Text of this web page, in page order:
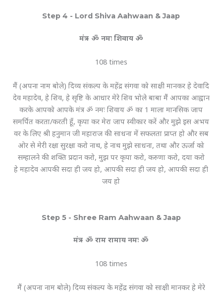
Step 4 - Lord Shiva Aahwaan & Jaap
मंत्र - ॐ नमः शिवाय ॐ
108 times
मैं (अपना नाम बोले) दिव्य संकल्प के महेंद्र संगवा को साक्षी मानकर हे देवादि
देव महादेव, हे शिव, हे सृष्टि के आधार मेरे शिव भोले बाबा मैं आपका आह्वान
करके आपको आपके मंत्र ॐ नमः शिवाय ॐ का 1 माला मानसिक जाप
समर्पित करता/करती हूँ, कृपा कर मेरा जाप स्वीकार करें और मुझे इस अभय
वर के लिए श्री हनुमान जी महाराज की साधना में सफलता प्राप्त हो और सब
ओर से मेरी रक्षा सुरक्षा करो नाथ, हे नाथ मुझे साधना, तथा और ऊर्जा को
सम्हालने की शक्ति प्रदान करो, मुझ पर कृपा करो, करुणा करो, दया करो
हे महादेव आपकी सदा ही जय हो, आपकी सदा ही जय हो, आपकी सदा ही
जय हो
Step 5 - Shree Ram Aahwaan & Jaap
मंत्र - ॐ राम रामाय नमः ॐ
108 times
मैं (अपना नाम बोले) दिव्य संकल्प के महेंद्र संगवा को साक्षी मानकर हे मेरे